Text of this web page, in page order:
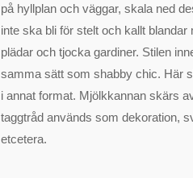
på hyllplan och väggar, skala ned
inte ska bli för stelt och kallt
plädar och tjocka gardiner. Stilen
samma sätt som shabby chic. Här
i annat format. Mjölkkannan skärs
taggtråd används som dekoration,
etcetera.